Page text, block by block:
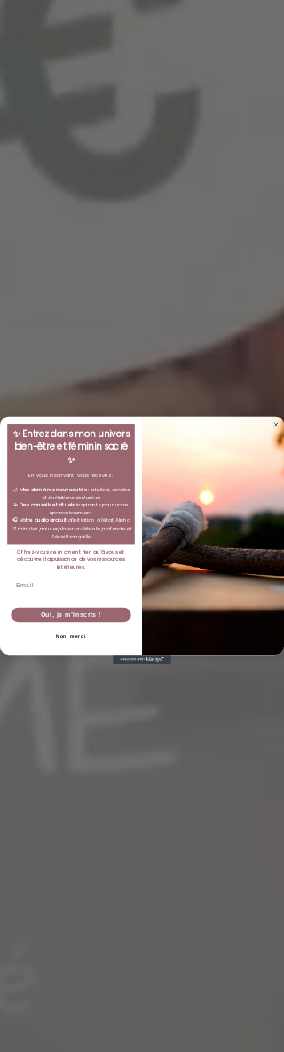
✨ Entrez dans mon univers
bien-être et féminin sacré
✨
En vous inscrivant, vous recevez :
🌙 Mes dernières nouveautés:ateliers, cercles
et invitations exclusives
💫Des conseils et rituels inspirants pour votre
épanouissement
🎧 Votre audio gratuitd’initiation à l’état Alpha
10 minutes pour explorer la détente profonde et
l’éveil tranquille
Offrez-vous ce moment rien qu’à vous et
découvrez la puissance de vos ressources
intérieures.
Oui, je m’inscris !
Non, merci